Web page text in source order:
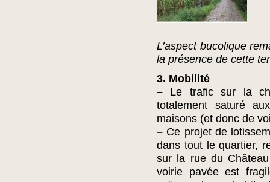
L’aspect bucolique
la présence de cette
3. Mobilité
– Le trafic sur la
totalement saturé
maisons (et donc de
– Ce projet de
dans tout le quartier,
sur la rue du
voirie pavée est